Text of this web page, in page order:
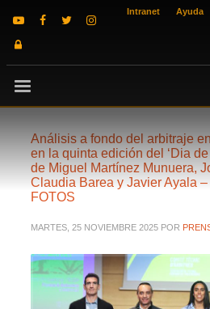
Intranet Ayuda
Análisis a fondo del arbitraje
en la quinta edición del ‘Dia
de Miguel Martínez Munuera,
Claudia Barea y Javier Ayala –
FOTOS
MARTES, 25 NOVIEMBRE 2025 POR